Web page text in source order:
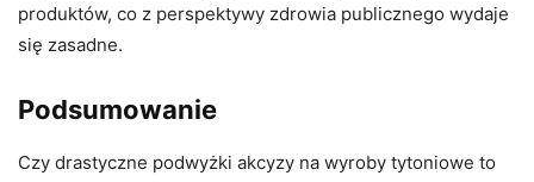
produktów, co z perspektywy zdrowia publicznego wydaje
się zasadne.
Podsumowanie
Czy drastyczne podwyżki akcyzy na wyroby tytoniowe to